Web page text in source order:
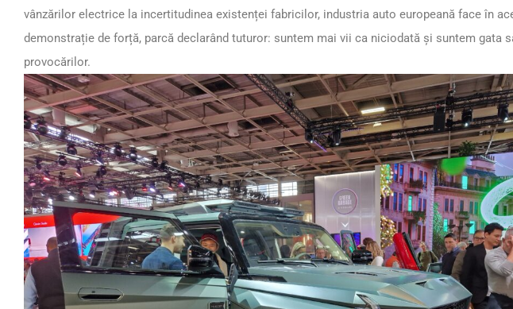
vânzărilor electrice la incertitudinea existenței fabricilor, industria auto europeană face în
demonstrație de forță, parcă declarând tuturor: suntem mai vii ca niciodată și suntem gata
provocărilor.